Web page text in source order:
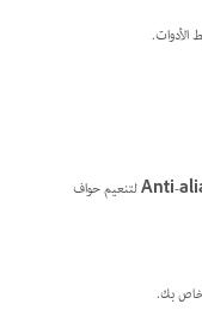
Anti-لتنعيم حواف
بك.